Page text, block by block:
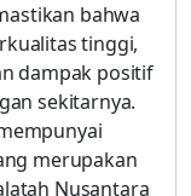
bahwa
tinggi,
dampak positif
sekitarnya.
merupakan
Nusantara